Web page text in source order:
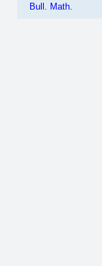
Bull. Math.